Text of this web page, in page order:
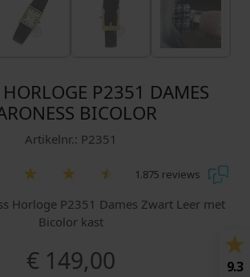
P2351 DAMES
BICOLOR
Artikelnr.: P2351
1.875 reviews
Horloge P2351 Dames Zwart Leer met
Bicolor kast
€149,00 9.3